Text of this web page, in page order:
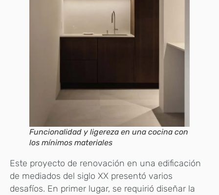
Funcionalidad y ligereza en una cocina con
los mínimos materiales
Este proyecto de renovación en una edificación
de mediados del siglo XX presentó varios
desafíos. En primer lugar, se requirió diseñar la